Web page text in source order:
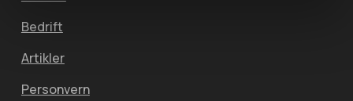
Bedrift
Artikler
Personvern